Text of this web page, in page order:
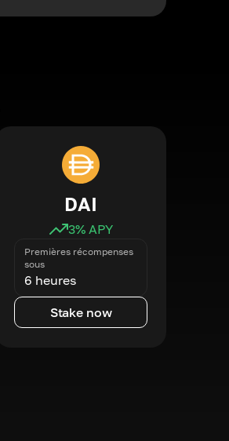
DAI
3% APY
Premières récompenses
sous
6 heures
Stake now